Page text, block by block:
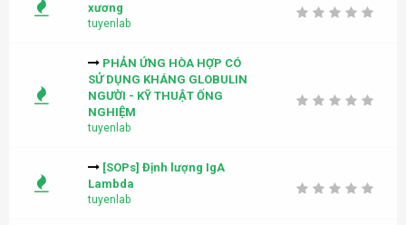
xương
tuyenlab
PHẢN ỨNG HÒA HỢP CÓ
SỬ DỤNG KHÁNG GLOBULIN
NGƯỜI - KỸ THUẬT ỐNG
NGHIỆM
tuyenlab
[SOPs] Định lượng IgA
Lambda
tuyenlab